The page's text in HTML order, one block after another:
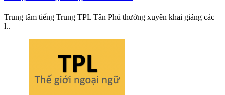
Trung tâm tiếng Trung TPL Tân Phú thường xuyên khai giảng các
l..